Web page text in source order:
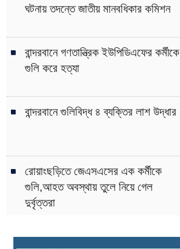
ঘটনায় তদন্তে জাতীয় মানবধিকার কমিশন
বান্দরবানে গণতান্ত্রিক ইউপিডিএফের কর্মীকে
গুলি করে হত্যা
বান্দরবানে গুলিবিদ্ধ ৪ ব্যক্তির লাশ উদ্ধার
রোয়াংছড়িতে জেএসএসের এক কর্মীকে
গুলি,আহত অবস্থায় তুলে নিয়ে গেল
দুর্বৃত্তরা